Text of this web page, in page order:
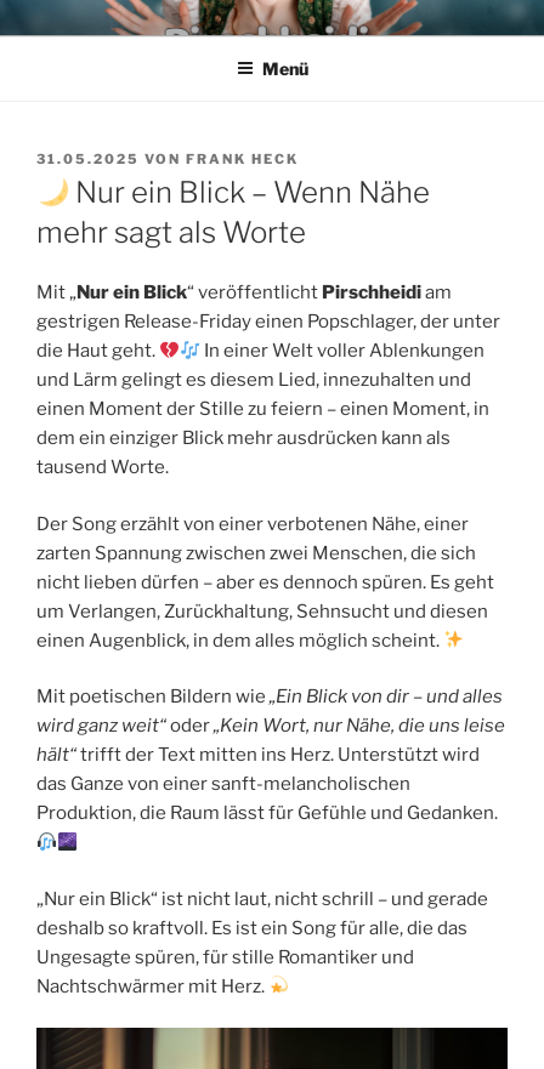
InhaltPIRSCHHEIDI – SCHLAGER
AUS POTSDAM – DIE FRANK
SHOW
Wir leben den Schlager
Menü
VERÖFFENTLICHT
AM
31.05.2025 VON FRANK HECK
Nur ein Blick – Wenn Nähe
mehr sagt als Worte
Mit „Nur ein Blick“ veröffentlicht Pirschheidiam
gestrigen Release-Friday einen Popschlager, der unter
die Haut geht.
In einer Welt voller Ablenkungen
und Lärm gelingt es diesem Lied, innezuhalten und
einen Moment der Stille zu feiern – einen Moment, in
dem ein einziger Blick mehr ausdrücken kann als
tausend Worte.
Der Song erzählt von einer verbotenen Nähe, einer
zarten Spannung zwischen zwei Menschen, die sich
nicht lieben dürfen – aber es dennoch spüren. Es geht
um Verlangen, Zurückhaltung, Sehnsucht und diesen
einen Augenblick, in dem alles möglich scheint.
Mit poetischen Bildern wie„Ein Blick von dir – und alles
wird ganz weit“oder„Kein Wort, nur Nähe, die uns leise
hält“trifft der Text mitten ins Herz. Unterstützt wird
das Ganze von einer sanft-melancholischen
Produktion, die Raum lässt für Gefühle und Gedanken.
„Nur ein Blick“ ist nicht laut, nicht schrill – und gerade
deshalb so kraftvoll. Es ist ein Song für alle, die das
Ungesagte spüren, für stille Romantiker und
Nachtschwärmer mit Herz.